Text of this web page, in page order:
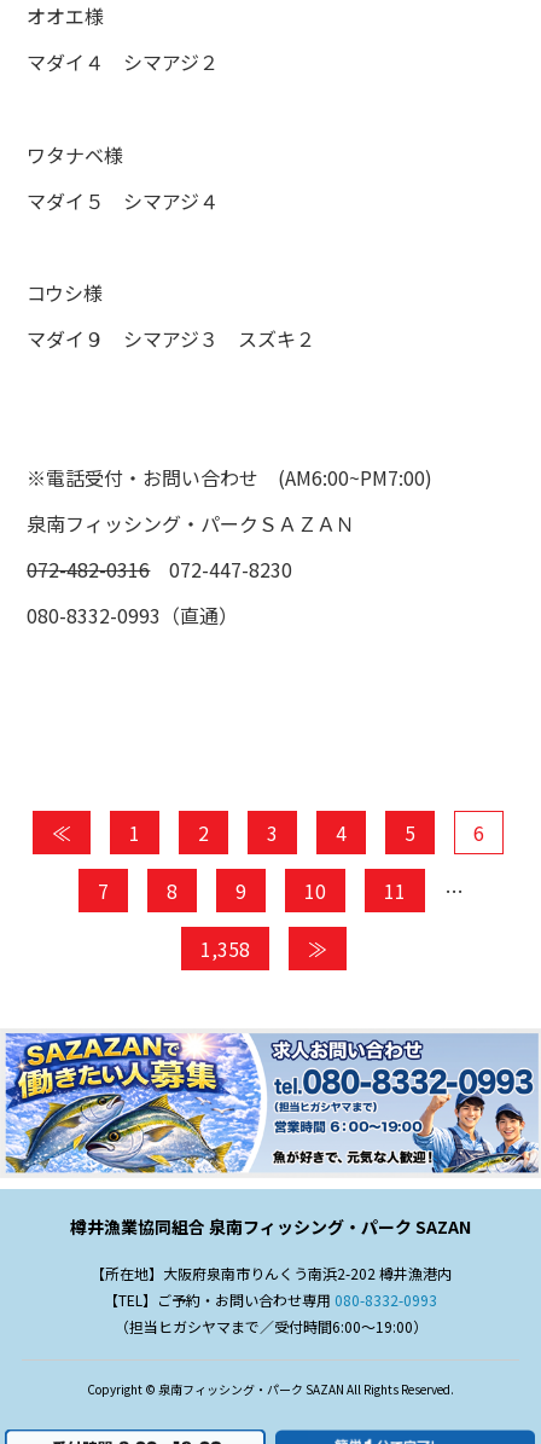
オオエ様
マダイ４ シマアジ２
ワタナベ様
マダイ５ シマアジ４
コウシ様
マダイ９ シマアジ３ スズキ２
※電話受付・お問い合わせ (AM6:00~PM7:00)
泉南フィッシング・パークＳＡＺＡＮ
072-482-0316072-447-8230
080-8332-0993（直通）
≪ 1 2 3 4 5
6
7
8 9 10 11
…
1,358
≫
樽井漁業協同組合 泉南フィッシング・パーク SAZAN
【所在地】大阪府泉南市りんくう南浜2-202 樽井漁港内
【TEL】ご予約・お問い合わせ専用 080-8332-0993
（担当ヒガシヤマまで／受付時間6:00～19:00）
Copyright © 泉南フィッシング・パーク SAZAN All Rights Reserved.